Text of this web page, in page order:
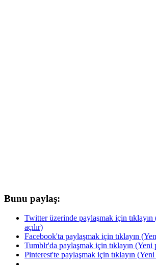
Bunu paylaş:
Twitter üzerinde paylaşmak için tıklayın
açılır)
Facebook'ta paylaşmak için tıklayın
Tumblr'da paylaşmak için tıklayın (Yeni
Pinterest'te paylaşmak için tıklayın (Yeni